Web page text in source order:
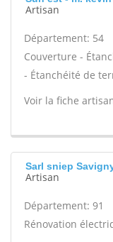
Artisan
Département: 54
Couverture -
- Étanchéité de
Voir la fiche
Sarl sniep
Artisan
Département: 91
Rénovation